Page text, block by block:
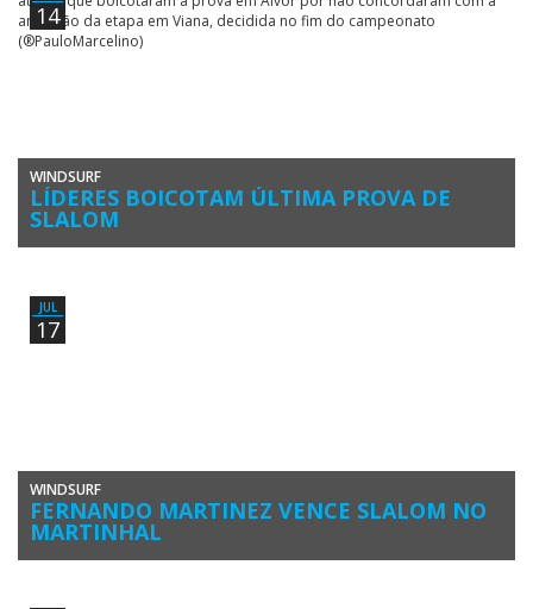
14
WINDSURF
LÍDERES BOICOTAM ÚLTIMA PROVA DE
SLALOM
Miguel Martinho (Clube Naval de Portimão) é o Campeão Nacional de
JUL
17
WINDSURF
FERNANDO MARTINEZ VENCE SLALOM NO
MARTINHAL
O Campeonato Nacional de Slalom Windsurf Grayline Portugal 2018,